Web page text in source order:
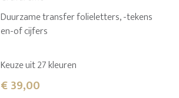
Duurzame transfer folieletters, -tekens
en-of cijfers
Keuze uit 27 kleuren
€ 39,00